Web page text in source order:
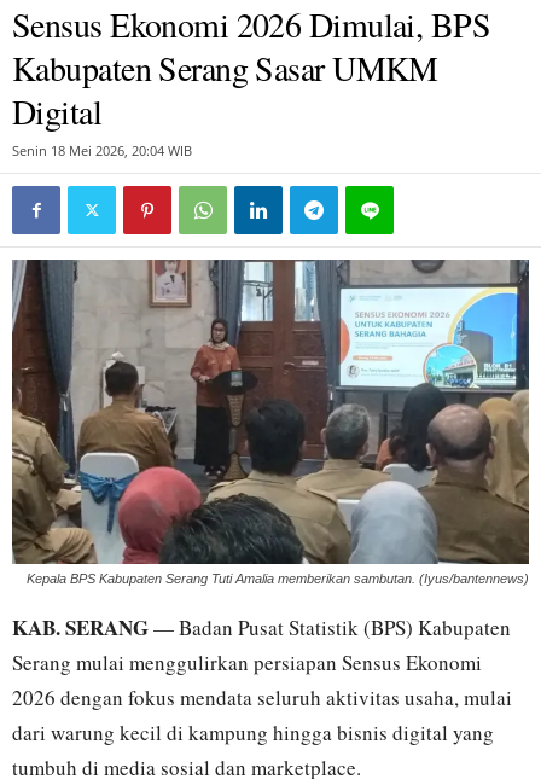
Sensus Ekonomi 2026 Dimulai, BPS
Kabupaten Serang Sasar UMKM
Digital
Senin 18 Mei 2026, 20:04 WIB
Kepala BPS Kabupaten Serang Tuti Amalia memberikan sambutan. (Iyus/bantennews)
KAB. SERANG— Badan Pusat Statistik (BPS) Kabupaten
Serang mulai menggulirkan persiapan Sensus Ekonomi
2026 dengan fokus mendata seluruh aktivitas usaha, mulai
dari warung kecil di kampung hingga bisnis digital yang
tumbuh di media sosial dan marketplace.